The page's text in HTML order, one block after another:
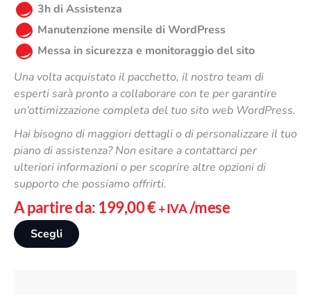
3h di Assistenza
Manutenzione mensile di WordPress
Messa in sicurezza e monitoraggio del sito
Una volta acquistato il pacchetto, il nostro team di
esperti sarà pronto a collaborare con te per garantire
un’ottimizzazione completa del tuo sito web WordPress.
Hai bisogno di maggiori dettagli o di personalizzare il tuo
piano di assistenza? Non esitare a contattarci per
ulteriori informazioni o per scoprire altre opzioni di
supporto che possiamo offrirti.
A partire da: 199,00€+ IVA/mese
Scegli
Q